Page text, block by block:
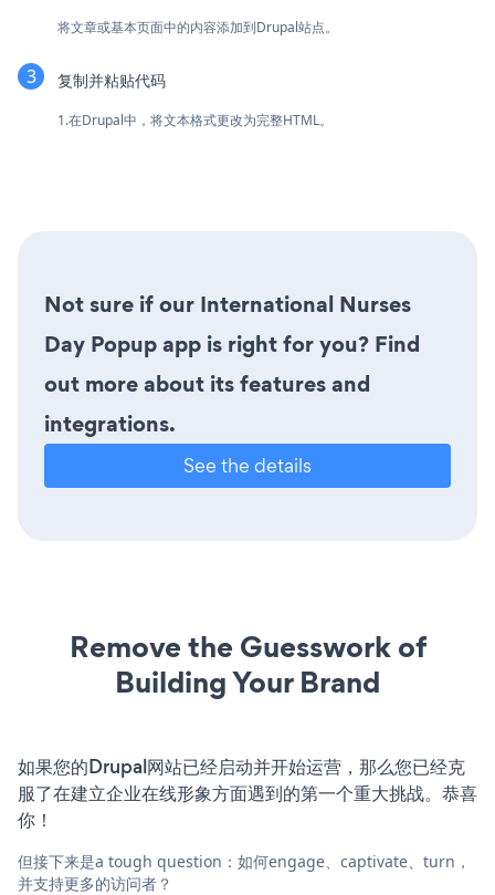
将文章或基本页面中的内容添加到Drupal站点。
复制并粘贴代码
1.在Drupal中，将文本格式更改为完整HTML。
Not sure if our International Nurses
Day Popup app is right for you? Find
out more about its features and
integrations.
See the details
Remove the Guesswork of
Building Your Brand
如果您的Drupal网站已经启动并开始运营，那么您已经克
服了在建立企业在线形象方面遇到的第一个重大挑战。恭喜
你！
但接下来是a tough question：如何engage、captivate、turn，
并支持更多的访问者？